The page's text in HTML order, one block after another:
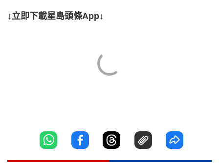
↓立即下載星島頭條App↓